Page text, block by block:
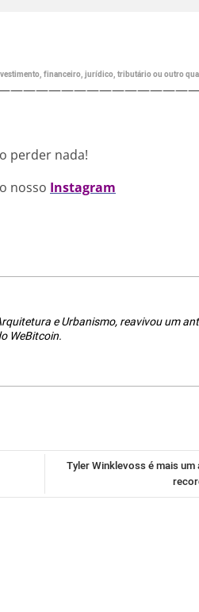
financeiro, jurídico, tributário ou outro
perder nada!
nosso Instagram
e Urbanismo, reavivou um
WeBitcoin.
Tyler Winklevoss é mais um